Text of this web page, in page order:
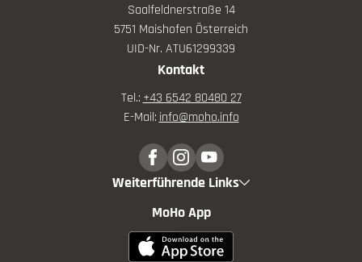
Saalfeldnerstraße 14
5751 Maishofen Österreich
UID-Nr. ATU61299339
Kontakt
Tel.: +43 6542 80480 27
E-Mail: info@moho.info
Weiterführende Links
MoHo App